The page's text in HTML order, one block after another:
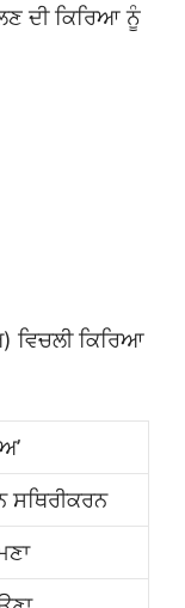
ਦੀ ਕਿਰਿਆ ਨੂੰ
ਵਿਚਲੀ ਕਿਰਿਆ